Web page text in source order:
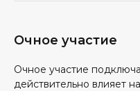
Очное участие
Очное участие
действительно влияет